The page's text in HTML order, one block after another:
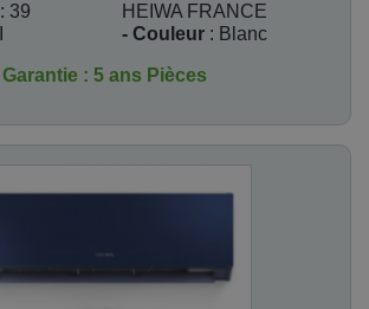
: 39
HEIWA FRANCE
- Couleur : Blanc
Garantie : 5 ans Pièces